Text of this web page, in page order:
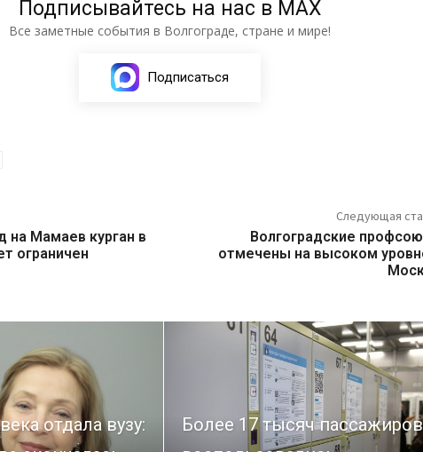
Подписывайтесь на нас в МАХ
Все заметные события в Волгограде, стране и мире!
Подписаться
на Мамаев курган в
ограничен
Следующая
Волгоградские
отмечены на высоком
отдала вузу:
Более 17 тысяч пассажиров